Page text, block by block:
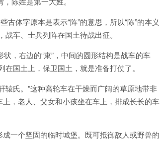
体字原本是表示“阵”的意思，所以“陈”的本义
车、士兵列阵在国土待战出征。
，右边的“東”，中间的圆形结构是战车的车
国土上，保卫国土，就是准备打仗了。
氏。”这种高轮车在干燥而广阔的草原地带非
，老人、父女和小孩坐在车上，排成长长的车
一个坚固的临时城堡。既可抵御敌人或野兽的